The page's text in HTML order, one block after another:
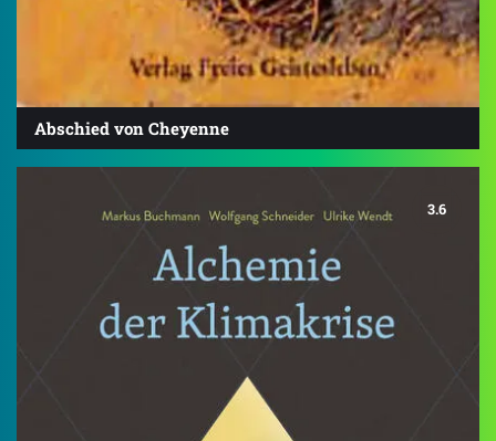
Abschied von Cheyenne
3.6